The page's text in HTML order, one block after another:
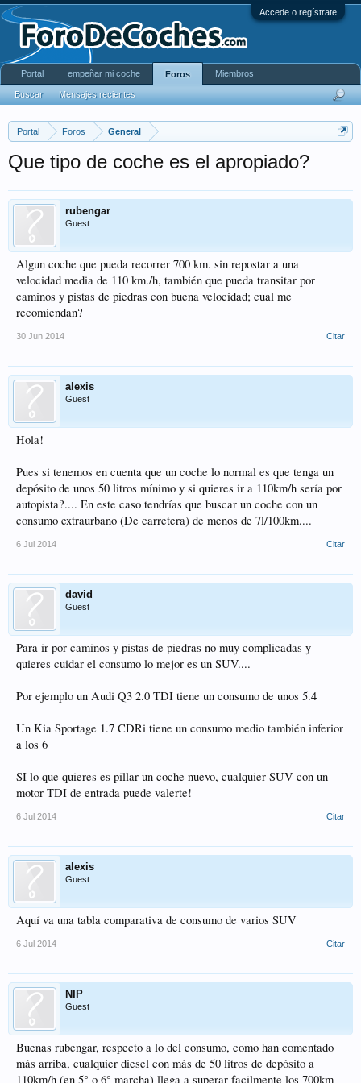
Accede o regístrate
Portal Foros General
Que tipo de coche es el apropiado?
rubengar
Guest
Algun coche que pueda recorrer 700 km. sin repostar a una
velocidad media de 110 km./h, también que pueda transitar por
caminos y pistas de piedras con buena velocidad; cual me
recomiendan?
30 Jun 2014 Citar
alexis
Guest
Hola!
Pues si tenemos en cuenta que un coche lo normal es que tenga un
depósito de unos 50 litros mínimo y si quieres ir a 110km/h sería por
autopista?.... En este caso tendrías que buscar un coche con un
consumo extraurbano (De carretera) de menos de 7l/100km....
6 Jul 2014 Citar
david
Guest
Para ir por caminos y pistas de piedras no muy complicadas y
quieres cuidar el consumo lo mejor es un SUV....
Por ejemplo un Audi Q3 2.0 TDI tiene un consumo de unos 5.4
Un Kia Sportage 1.7 CDRi tiene un consumo medio también inferior
a los 6
SI lo que quieres es pillar un coche nuevo, cualquier SUV con un
motor TDI de entrada puede valerte!
6 Jul 2014 Citar
alexis
Guest
Aquí va una tabla comparativa de consumo de varios SUV
6 Jul 2014 Citar
NIP
Guest
Buenas rubengar, respecto a lo del consumo, como han comentado
más arriba, cualquier diesel con más de 50 litros de depósito a
110km/h (en 5° o 6° marcha) llega a superar facilmente los 700km
Portal empeñar mi coche Foros
Buscar Mensajes recientes
Miembros